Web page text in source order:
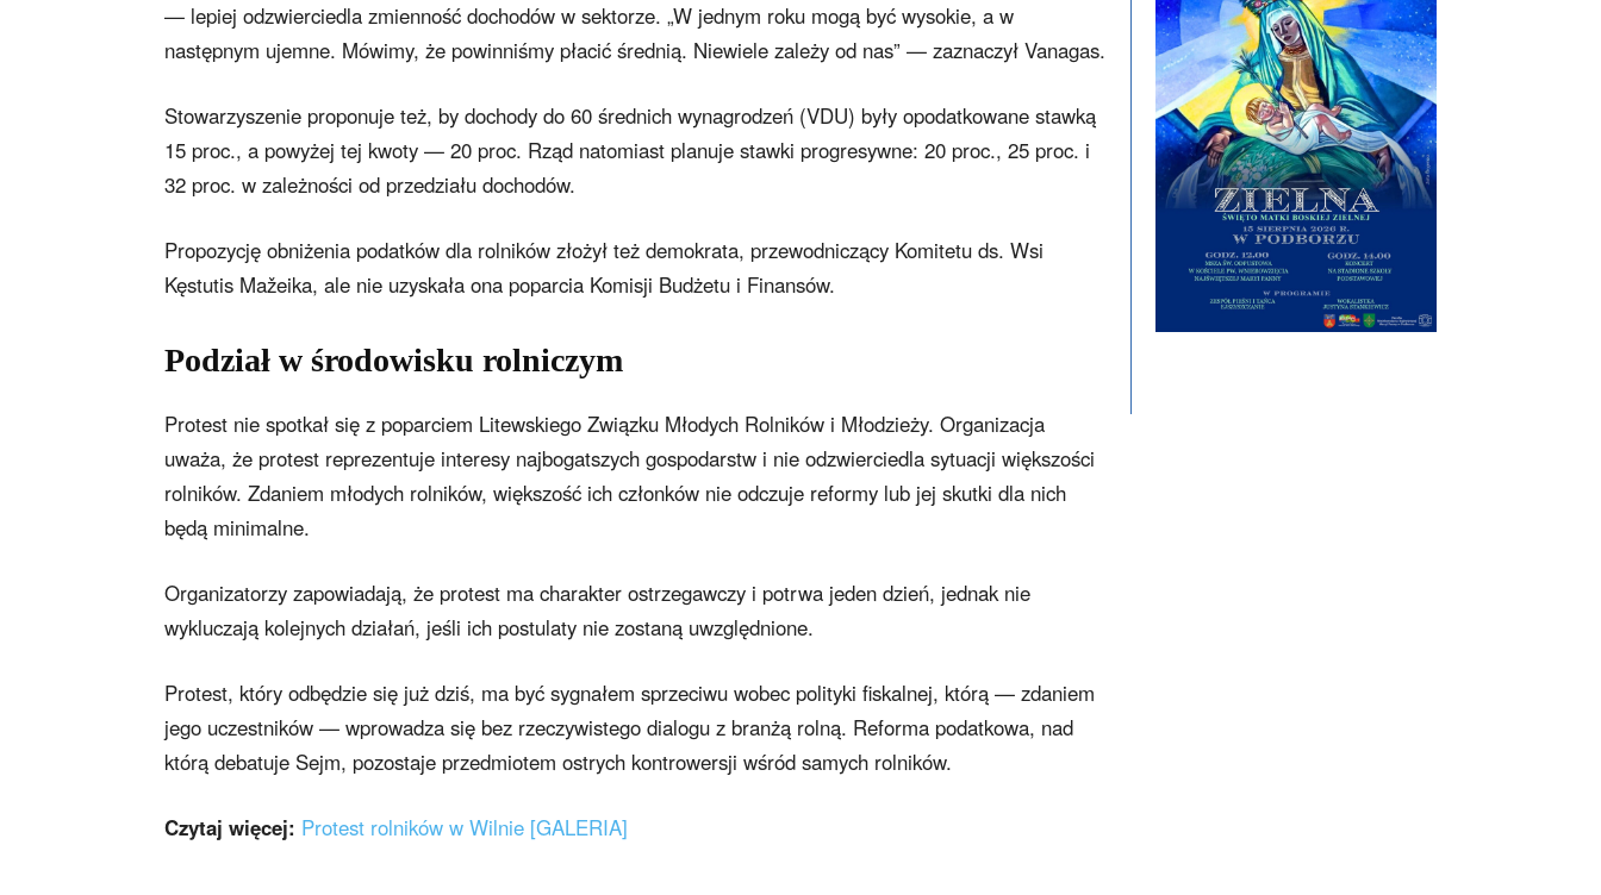
— lepiej odzwierciedla zmienność dochodów w sektorze. „W jednym roku mogą być wysokie, a w
następnym ujemne. Mówimy, że powinniśmy płacić średnią. Niewiele zależy od nas” — zaznaczył Vanagas.
Stowarzyszenie proponuje też, by dochody do 60 średnich wynagrodzeń (VDU) były opodatkowane stawką
15 proc., a powyżej tej kwoty — 20 proc. Rząd natomiast planuje stawki progresywne: 20 proc., 25 proc. i
32 proc. w zależności od przedziału dochodów.
Propozycję obniżenia podatków dla rolników złożył też demokrata, przewodniczący Komitetu ds. Wsi
Kęstutis Mažeika, ale nie uzyskała ona poparcia Komisji Budżetu i Finansów.
Podział w środowisku rolniczym
Protest nie spotkał się z poparciem Litewskiego Związku Młodych Rolników i Młodzieży. Organizacja
uważa, że protest reprezentuje interesy najbogatszych gospodarstw i nie odzwierciedla sytuacji większości
rolników. Zdaniem młodych rolników, większość ich członków nie odczuje reformy lub jej skutki dla nich
będą minimalne.
Organizatorzy zapowiadają, że protest ma charakter ostrzegawczy i potrwa jeden dzień, jednak nie
wykluczają kolejnych działań, jeśli ich postulaty nie zostaną uwzględnione.
Protest, który odbędzie się już dziś, ma być sygnałem sprzeciwu wobec polityki fiskalnej, którą — zdaniem
jego uczestników — wprowadza się bez rzeczywistego dialogu z branżą rolną. Reforma podatkowa, nad
którą debatuje Sejm, pozostaje przedmiotem ostrych kontrowersji wśród samych rolników.
Czytaj więcej: Protest rolników w Wilnie [GALERIA]